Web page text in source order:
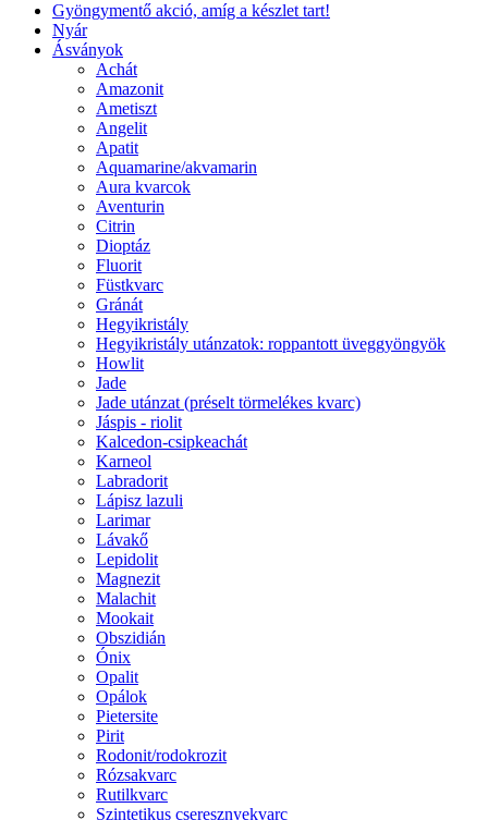
Gyöngymentő akció, amíg a készlet tart!
Nyár
Ásványok
Achát
Amazonit
Ametiszt
Angelit
Apatit
Aquamarine/akvamarin
Aura kvarcok
Aventurin
Citrin
Dioptáz
Fluorit
Füstkvarc
Gránát
Hegyikristály
Hegyikristály utánzatok: roppantott üveggyöngyök
Howlit
Jade
Jade utánzat (préselt törmelékes kvarc)
Jáspis - riolit
Kalcedon-csipkeachát
Karneol
Labradorit
Lápisz lazuli
Larimar
Lávakő
Lepidolit
Magnezit
Malachit
Mookait
Obszidián
Ónix
Opalit
Opálok
Pietersite
Pirit
Rodonit/rodokrozit
Rózsakvarc
Rutilkvarc
Szintetikus cseresznyekvarc